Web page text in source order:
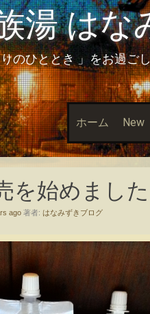
湯 はな
のひととき 」をお過
ホーム New
を始めました
ago 著者: はなみずきブログ